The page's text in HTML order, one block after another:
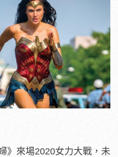
》來場2020女力大戰，未